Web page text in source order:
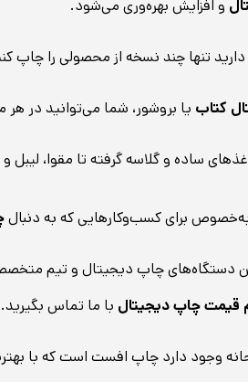
و افزایش بهره‌وری می‌شود.
تنها چند نسخه از محصولی را چاپ
کتاب یا بروشور، شما می‌توانید در هر
ساده و گلاسه گرفته تا مقوا، لیبل
به‌خصوص برای کسب‌وکارهایی که به دنبال
دستگاه‌های چاپ دیجیتال و تیم
قیمت چاپ دیجیتال با ما تماس بگیرید.
وجود دارد چاپ افست است که با